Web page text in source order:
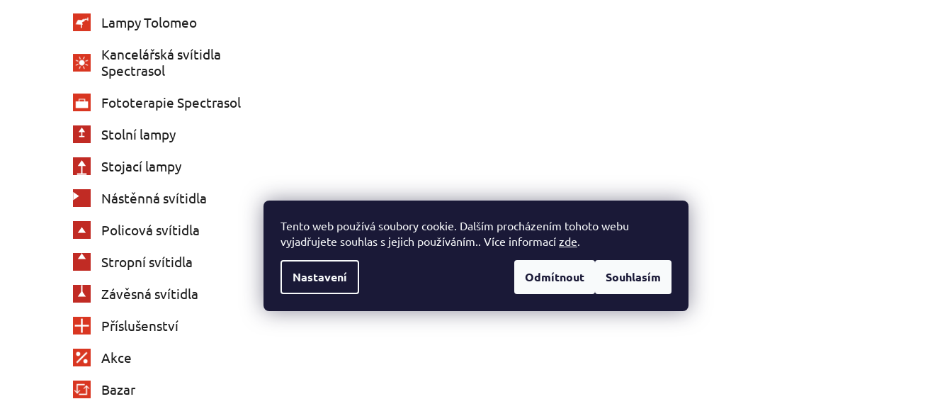
Tento web používá soubory cookie. Dalším procházením tohoto webu
vyjadřujete souhlas s jejich používáním.. Více informací zde.
Nastavení Odmítnout Souhlasím
Lampy Tolomeo
Kancelářská svítidla
Spectrasol
Fototerapie Spectrasol
Stolní lampy
Stojací lampy
Nástěnná svítidla
Policová svítidla
Stropní svítidla
Závěsná svítidla
Příslušenství
Akce
Bazar